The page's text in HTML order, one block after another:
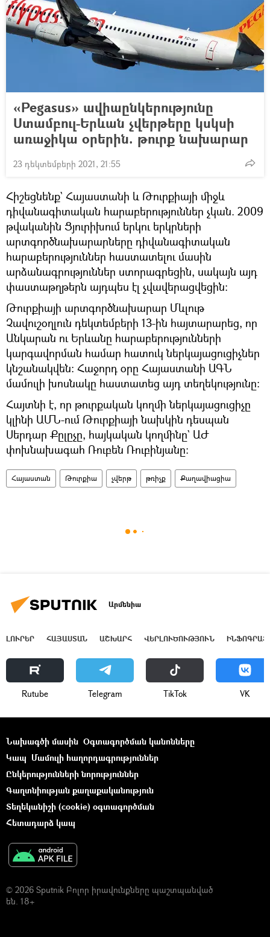
«Pegasus» ավիաընկերությունը
Ստամբուլ-Երևան չվերթերը կսկսի
առաջիկա օրերին. թուրք նախարար
23 դեկտեմբերի 2021, 21:55
Հիշեցնենք` Հայաստանի և Թուրքիայի միջև
դիվանագիտական հարաբերություններ չկան. 2009
թվականին Ցյուրիխում երկու երկրների
արտգործնախարարները դիվանագիտական
հարաբերություններ հաստատելու մասին
արձանագրություններ ստորագրեցին, սակայն այդ
փաստաթղթերն այդպես էլ չվավերացվեցին։
Թուրքիայի արտգործնախարար Մևլութ
Չավուշօղլուն դեկտեմբերի 13-ին հայտարարեց, որ
Անկարան ու Երևանը հարաբերությունների
կարգավորման համար հատուկ ներկայացուցիչներ
կնշանակվեն։ Հաջորդ օրը Հայաստանի ԱԳՆ
մամուլի խոսնակը հաստատեց այդ տեղեկությունը։
Հայտնի է, որ թուրքական կողմի ներկայացուցիչը
կլինի ԱՄՆ-ում Թուրքիայի նախկին դեսպան
Սերդար Քըլըչը, հայկական կողմինը` ԱԺ
փոխնախագահ Ռուբեն Ռուբինյանը։
Հայաստան Թուրքիա չվերթ թռիչք Քաղավիացիա
Արմենիա
ԼՈՒՐԵՐ ՀԱՅԱՍՏԱՆ ԱՇԽԱՐՀ ՎԵՐԼՈՒԾՈՒԹՅՈՒՆ
Rutube Telegram ТikТоk VK
Նախագծի մասին Օգտագործման կանոնները
Կապ Մամուլի հաղորդագրություններ
Ընկերությունների նորություններ
Գաղտնիության քաղաքականություն
Տեղեկանիշի (cookie) օգտագործման
Հետադարձ կապ
© 2026 Sputnik Բոլոր իրավունքները պաշտպանված
են. 18+